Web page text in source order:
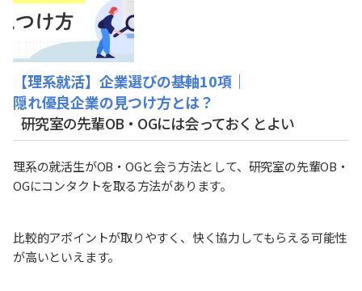
【理系就活】企業選びの基軸10項｜
隠れ優良企業の見つけ方とは？
研究室の先輩OB・OGには会っておくとよい
理系の就活生がOB・OGと会う方法として、研究室の先輩OB・
OGにコンタクトを取る方法があります。
比較的アポイントが取りやすく、快く協力してもらえる可能性
が高いといえます。